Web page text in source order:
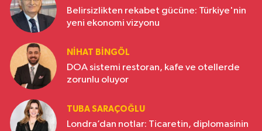
Belirsizlikten rekabet gücüne: Türkiye'nin
yeni ekonomi vizyonu
NIHAT BINGÖL
DOA sistemi restoran, kafe ve otellerde
zorunlu oluyor
TUBA SARAÇOĞLU
Londra’dan notlar: Ticaretin, diplomasinin